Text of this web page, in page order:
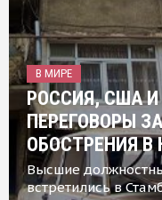
В МИРЕ
РОССИЯ, США И
ПЕРЕГОВОРЫ
ОБОСТРЕНИЯ В
Высшие
встретились в